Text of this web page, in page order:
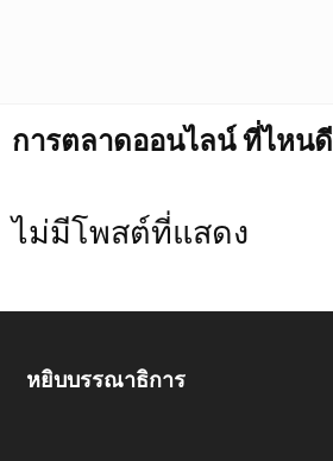
การตลาดออนไลน์ ที่ไหนดี
ไม่มีโพสต์ที่แสดง
หยิบบรรณาธิการ